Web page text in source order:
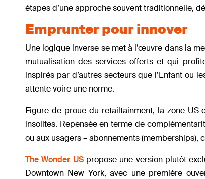
étapes d’une approche souvent traditionnelle,
Emprunter pour innover
Une logique inverse se met à l’œuvre dans la
mutualisation des services offerts et qui
inspirés par d’autres secteurs que l’Enfant ou
attente voire une norme.
Figure de proue du retailtainment, la zone US
insolites. Repensée en terme de
ou aux usagers – abonnements (memberships),
The Wonder USpropose une version plutôt
Downtown New York, avec une première